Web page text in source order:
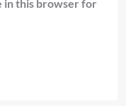
in this browser for